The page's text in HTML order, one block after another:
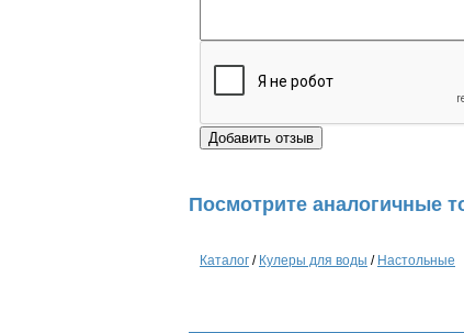
Посмотрите аналогичные
Каталог / Кулеры для воды / Настольные